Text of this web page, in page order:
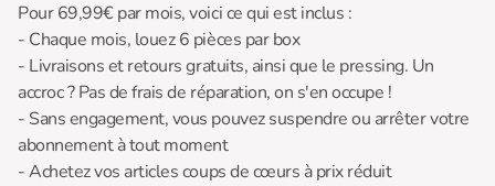
Pour 69,99€ par mois, voici ce qui est inclus :
- Chaque mois, louez 6 pièces par box
- Livraisons et retours gratuits, ainsi que le pressing. Un
accroc ? Pas de frais de réparation, on s'en occupe !
- Sans engagement, vous pouvez suspendre ou arrêter votre
abonnement à tout moment
- Achetez vos articles coups de cœurs à prix réduit